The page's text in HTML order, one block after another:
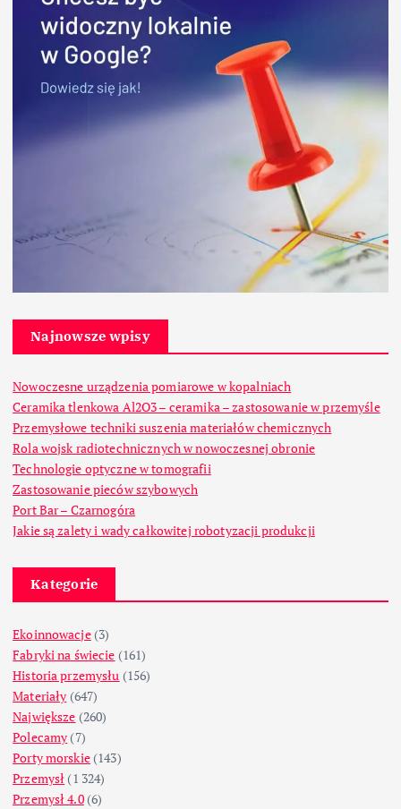
Najnowsze wpisy
Nowoczesne urządzenia pomiarowe w kopalniach
Ceramika tlenkowa Al2O3 – ceramika – zastosowanie w przemyśle
Przemysłowe techniki suszenia materiałów chemicznych
Rola wojsk radiotechnicznych w nowoczesnej obronie
Technologie optyczne w tomografii
Zastosowanie pieców szybowych
Port Bar – Czarnogóra
Jakie są zalety i wady całkowitej robotyzacji produkcji
Kategorie
Ekoinnowacje(3)
Fabryki na świecie (161)
Historia przemysłu (156)
Materiały (647)
Największe (260)
Polecamy (7)
Porty morskie(143)
Przemysł (1 324)
Przemysł 4.0(6)